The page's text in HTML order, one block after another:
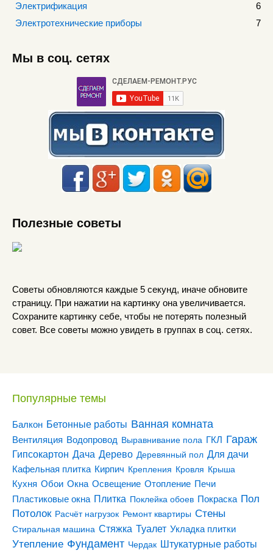
Электрификация
6
Электротехнические приборы
7
Мы в соц. сетях
Полезные советы
Советы обновляются каждые 5 секунд, иначе обновите
страницу. При нажатии на картинку она увеличивается.
Сохраните картинку себе, чтобы не потерять полезный
совет. Все советы можно увидеть в группах в соц. сетях.
Популярные темы
Балкон Бетонные работы Ванная комната
Вентиляция Водопровод Выравнивание пола ГКЛ Гараж
Гипсокартон Дача Дерево Деревянный пол Для дачи
Кафельная плитка Кирпич Крепления Кровля Крыша
Кухня Обои Окна Освещение Отопление Печи
Пластиковые окна Плитка Поклейка обоев Покраска Пол
Потолок Расчёт нагрузок Ремонт квартиры Стены
Стиральная машина Стяжка Туалет Укладка плитки
Утепление Фундамент Чердак Штукатурные работы